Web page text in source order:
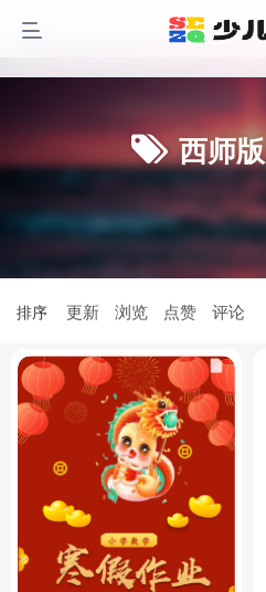
西师版
排序 更新 浏览 点赞 评论